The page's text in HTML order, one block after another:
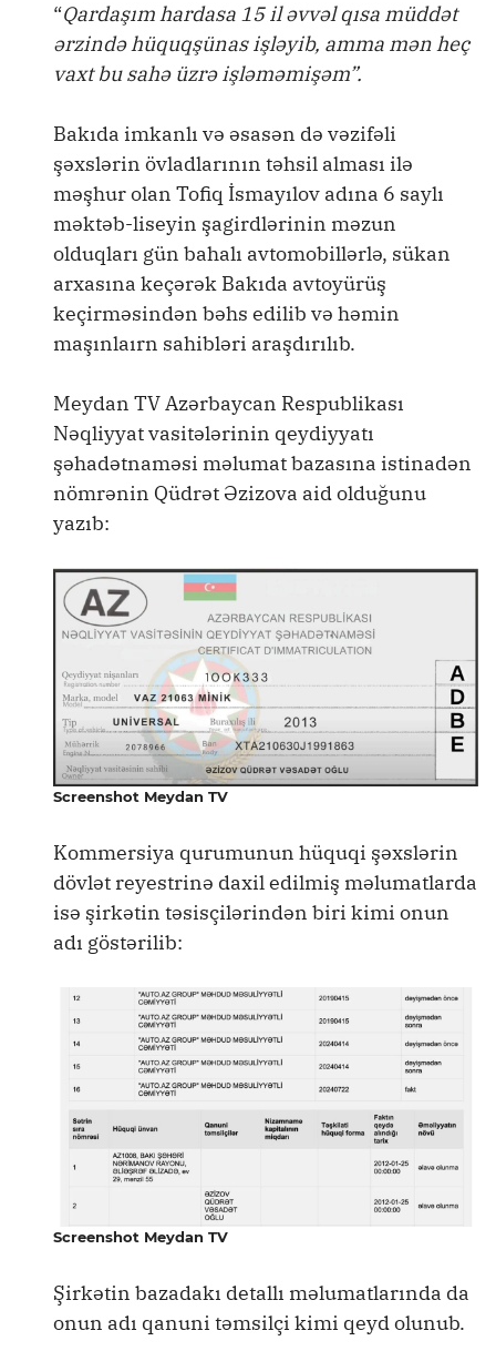
“Qardaşım hardasa 15 il əvvəl qısa müddət
ərzində hüquqşünas işləyib, amma mən heç
vaxt bu sahə üzrə işləməmişəm”.
Bakıda imkanlı və əsasən də vəzifəli
şəxslərin övladlarının təhsil alması ilə
məşhur olan Tofiq İsmayılov adına 6 saylı
məktəb-liseyin şagirdlərinin məzun
olduqları gün bahalı avtomobillərlə, sükan
arxasına keçərək Bakıda avtoyürüş
keçirməsindən bəhs edilib və həmin
maşınlaırn sahibləri araşdırılıb.
Meydan TV Azərbaycan Respublikası
Nəqliyyat vasitələrinin qeydiyyatı
şəhadətnaməsi məlumat bazasına istinadən
nömrənin Qüdrət Əzizova aid olduğunu
yazıb:
Screenshot Meydan TV
Kommersiya qurumunun hüquqi şəxslərin
dövlət reyestrinə daxil edilmiş məlumatlarda
isə şirkətin təsisçilərindən biri kimi onun
adı göstərilib:
Screenshot Meydan TV
Şirkətin bazadakı detallı məlumatlarında da
onun adı qanuni təmsilçi kimi qeyd olunub.